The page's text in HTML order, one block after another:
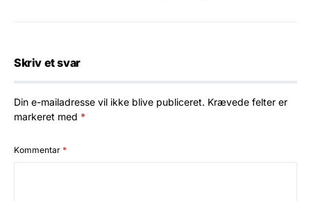
Skriv et svar
Din e-mailadresse vil ikke blive publiceret. Krævede felter er
markeret med *
Kommentar *